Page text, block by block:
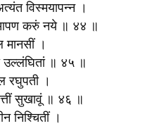
विस्मयापन्न ।
आपण करुं नये ॥ ४४ ॥
मानसीं ।
उल्लंघितां ॥ ४५ ॥
रघुपती ।
सुखावूं ॥ ४६ ॥
निश्चितीं ।